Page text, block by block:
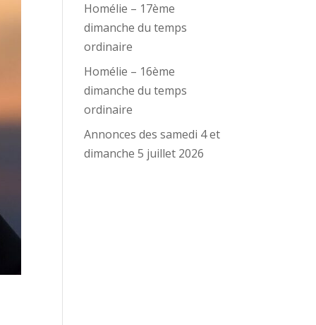
Homélie – 17ème
dimanche du temps
ordinaire
Homélie – 16ème
dimanche du temps
ordinaire
Annonces des samedi 4 et
dimanche 5 juillet 2026